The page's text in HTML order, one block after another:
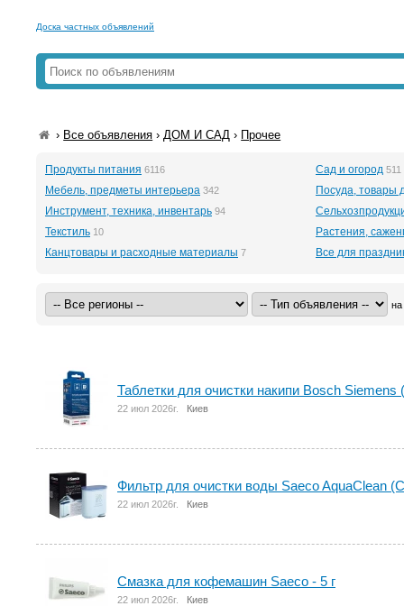
Доска частных объявлений
› Все объявления ›ДОМ И САД › Прочее
Продукты питания 6116 Сад и огород 511
Мебель, предметы интерьера 342
Посуда, товары
Инструмент, техника, инвентарь 94
Текстиль 10
Растения,
Канцтовары и расходные материалы 7 Все для
на
Таблетки для очистки накипи Bosch Siemens
22 июл 2026г. Киев
Фильтр для очистки воды Saeco AquaClean
22 июл 2026г. Киев
Смазка для кофемашин Saeco - 5 г
22 июл 2026г. Киев